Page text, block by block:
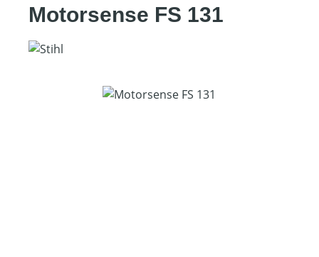
Motorsense FS 131
Bildergalerie überspringen